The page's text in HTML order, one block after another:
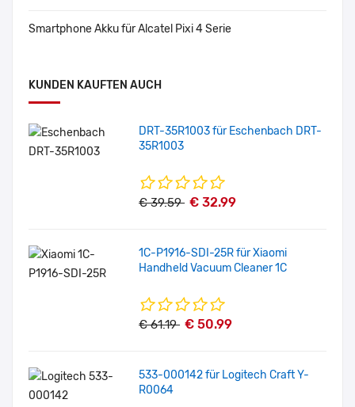
Smartphone Akku für Alcatel Pixi 4 Serie
KUNDEN KAUFTEN AUCH
DRT-35R1003 für Eschenbach DRT-
35R1003
€ 39.59 € 32.99
1C-P1916-SDI-25R für Xiaomi
Handheld Vacuum Cleaner 1C
€ 61.19 € 50.99
533-000142 für Logitech Craft Y-
R0064